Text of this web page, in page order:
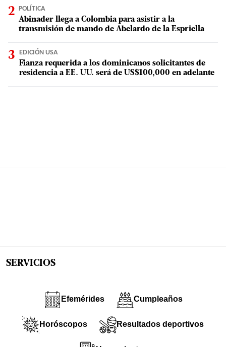
POLÍTICA
Abinader llega a Colombia para asistir a la
transmisión de mando de Abelardo de la Espriella
EDICIÓN USA
Fianza requerida a los dominicanos solicitantes de
residencia a EE. UU. será de US$100,000 en adelante
SERVICIOS
Efemérides Cumpleaños
Horóscopos Resultados deportivos